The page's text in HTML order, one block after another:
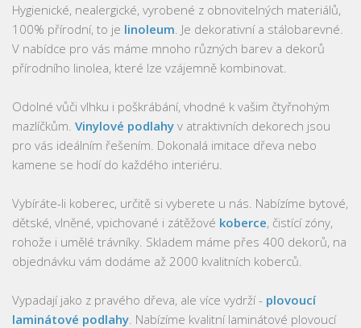
Hygienické, nealergické, vyrobené z obnovitelných materiálů,
100% přírodní, to je linoleum . Je dekorativní a stálobarevné.
V nabídce pro vás máme mnoho různých barev a dekorů
přírodního linolea, které lze vzájemně kombinovat.
Odolné vůči vlhku i poškrábání, vhodné k vašim čtyřnohým
mazlíčkům. Vinylové podlahy v atraktivních dekorech jsou
pro vás ideálním řešením. Dokonalá imitace dřeva nebo
kamene se hodí do každého interiéru.
Vybíráte-li koberec, určitě si vyberete u nás. Nabízíme bytové,
dětské, vlněné, vpichované i zátěžové koberce, čistící zóny,
rohože i umělé trávníky. Skladem máme přes 400 dekorů, na
objednávku vám dodáme až 2000 kvalitních koberců.
Vypadají jako z pravého dřeva, ale více vydrží - plovoucí
laminátové podlahy . Nabízíme kvalitní laminátové plovoucí